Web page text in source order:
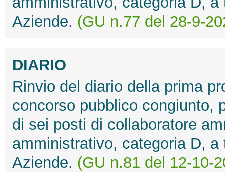
Aziende. (GU n.77 del 28-9-
DIARIO
Rinvio del diario della prima
concorso pubblico congiunto,
di sei posti di collaboratore
amministrativo, categoria D,
Aziende. (GU n.81 del 12-10-